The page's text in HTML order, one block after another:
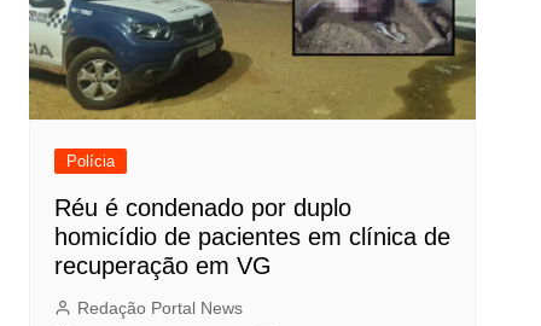
Polícia
Réu é condenado por duplo
homicídio de pacientes em clínica de
recuperação em VG
Redação Portal News